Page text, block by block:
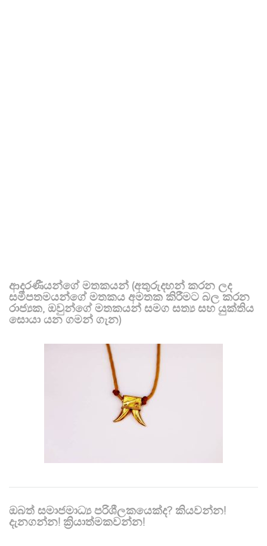
ආදරණීයන්ගේ මතකයන් (අතුරුදහන් කරන ලද
සමීපතමයන්ගේ මතකය අමතක කිරීමට බල කරන
රාජ්‍යක, ඔවුන්ගේ මතකයන් සමග සත්‍ය සහ යුක්තිය
සොයා යන ගමන් ගැන)
ඔබත් සමාජමාධ්‍ය පරිශීලකයෙක්ද? කියවන්න!
දැනගන්න! ක්‍රියාත්මකවන්න!